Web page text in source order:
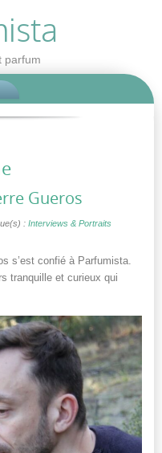
parfum
Gueros
: Interviews & Portraits
s’est confié à Parfumista.
tranquille et curieux qui